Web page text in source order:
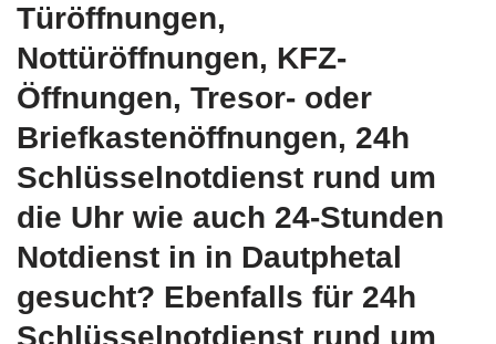
Türöffnungen,
Nottüröffnungen, KFZ-
Öffnungen, Tresor- oder
Briefkastenöffnungen, 24h
Schlüsselnotdienst rund um
die Uhr wie auch 24-Stunden
Notdienst in in Dautphetal
gesucht? Ebenfalls für 24h